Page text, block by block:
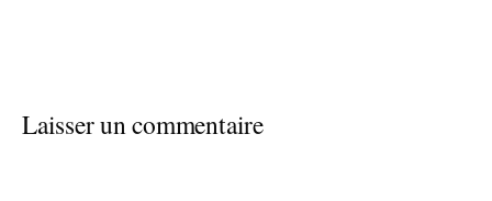
Laisser un commentaire